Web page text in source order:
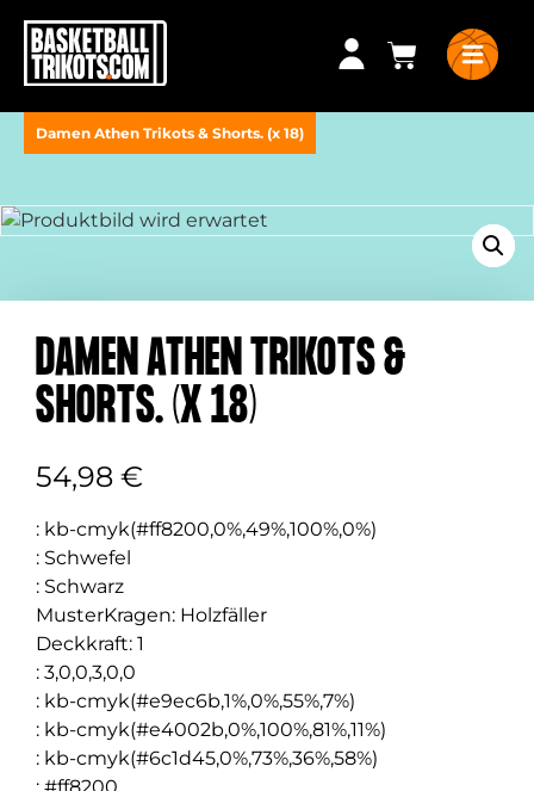
Damen Athen Trikots & Shorts. (x 18)
DAMEN ATHEN TRIKOTS &
SHORTS. (X 18)
54,98 €
: kb-cmyk(#ff8200,0%,49%,100%,0%)
: Schwefel
: Schwarz
MusterKragen: Holzfäller
Deckkraft: 1
: 3,0,0,3,0,0
: kb-cmyk(#e9ec6b,1%,0%,55%,7%)
: kb-cmyk(#e4002b,0%,100%,81%,11%)
: kb-cmyk(#6c1d45,0%,73%,36%,58%)